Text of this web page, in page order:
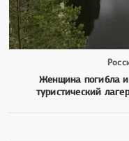
Женщина погибла
туристический